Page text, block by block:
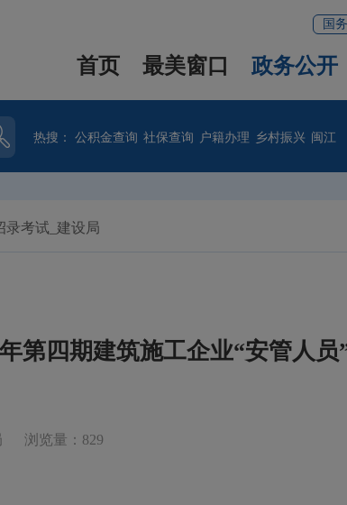
国
首页 最美窗口 政务公开
热搜：公积金查询 社保查询 户籍办理 乡村振兴 闽江
录考试_建设局
第四期建筑施工企业“安管人
浏览量：829